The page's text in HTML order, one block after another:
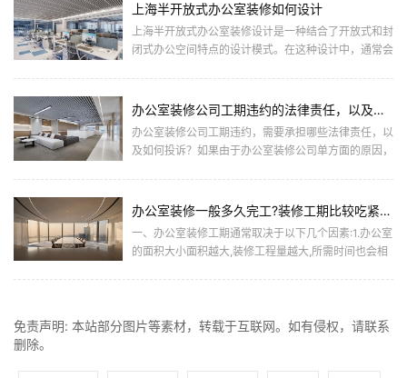
上海半开放式办公室装修如何设计
上海半开放式办公室装修设计是一种结合了开放式和封
闭式办公空间特点的设计模式。在这种设计中，通常会
办公室装修公司工期违约的法律责任，以及如何投诉？
办公室装修公司工期违约，需要承担哪些法律责任，以
及如何投诉？如果由于办公室装修公司单方面的原因，
办公室装修一般多久完工?装修工期比较吃紧怎么办？
一、办公室装修工期通常取决于以下几个因素:1.办公室
的面积大小面积越大,装修工程量越大,所需时间也会相
免责声明: 本站部分图片等素材，转载于互联网。如有侵权，请联系
删除。